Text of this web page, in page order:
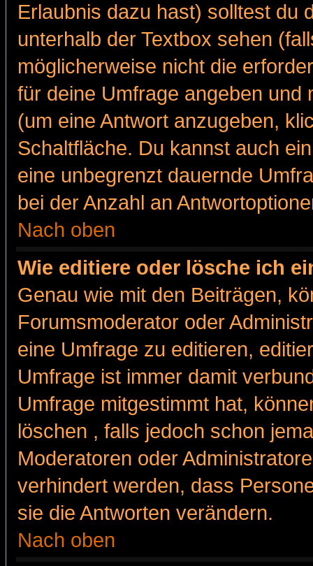
Erlaubnis dazu hast) solltest du
unterhalb der Textbox sehen
möglicherweise nicht die
für deine Umfrage angeben und
(um eine Antwort anzugeben,
Schaltfläche. Du kannst auch
eine unbegrenzt dauernde
bei der Anzahl an
Nach oben
Wie editiere oder lösche ich
Genau wie mit den Beiträgen,
Forumsmoderator oder
eine Umfrage zu editieren,
Umfrage ist immer damit
Umfrage mitgestimmt hat,
löschen , falls jedoch schon
Moderatoren oder
verhindert werden, dass
sie die Antworten verändern.
Nach oben